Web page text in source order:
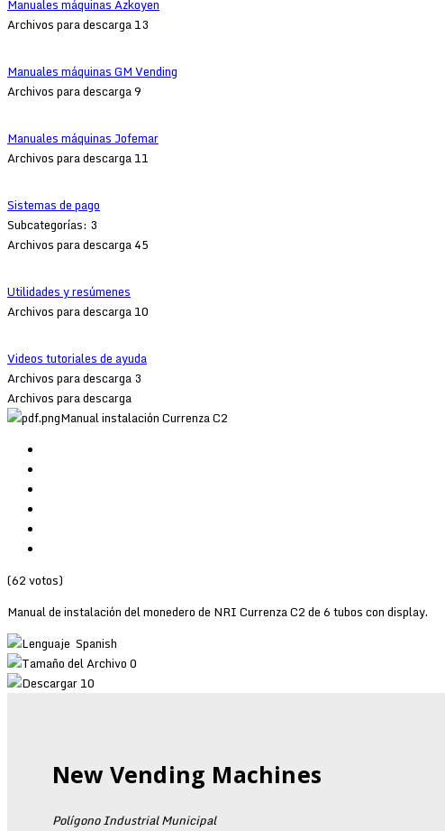
Manuales máquinas Azkoyen
Archivos para descarga 13
Manuales máquinas GM Vending
Archivos para descarga 9
Manuales máquinas Jofemar
Archivos para descarga 11
Sistemas de pago
Subcategorías: 3
Archivos para descarga 45
Utilidades y resúmenes
Archivos para descarga 10
Videos tutoriales de ayuda
Archivos para descarga 3
Archivos para descarga
Manual instalación Currenza C2
(62 votos)
Manual de instalación del monedero de NRI Currenza C2 de 6 tubos con display.
Spanish
0
10
New Vending Machines
Polígono Industrial Municipal